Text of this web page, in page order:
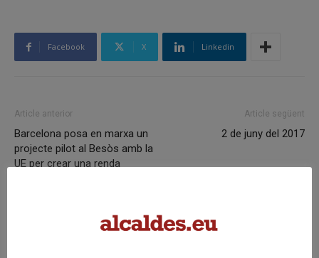
Facebook X Linkedin
Article anterior
Barcelona posa en marxa un
projecte pilot al Besòs amb la
UE per crear una renda
Article següent
2 de juny del 2017
Articles relacionats